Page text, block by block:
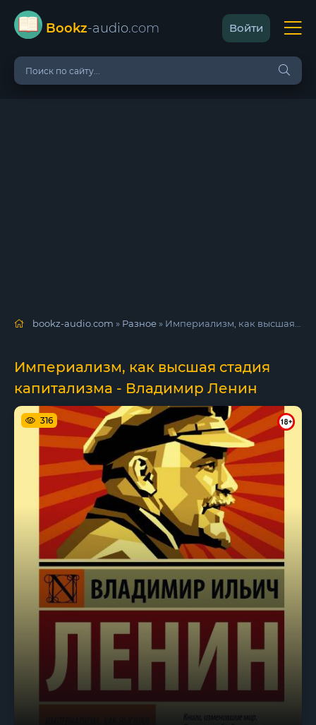
Bookz-audio.com Войти
bookz-audio.com » Разное» Империализм, как высшая стадия капитализма - Владимир Ленин
Империализм, как высшая стадия
капитализма - Владимир Ленин
316